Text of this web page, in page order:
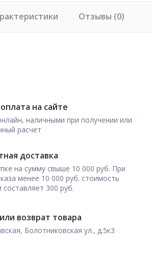
Отзывы (0)
на сайте
наличными при получении или
расчет
доставка
на сумму свыше 10 000 руб. При
менее 10 000 руб. стоимость
составляет 300 руб.
возврат товара
Болотниковская ул., д.5к3